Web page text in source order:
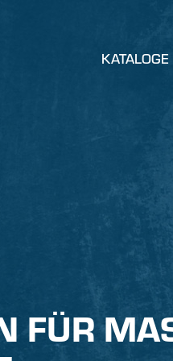
KATALOGE
FÜR